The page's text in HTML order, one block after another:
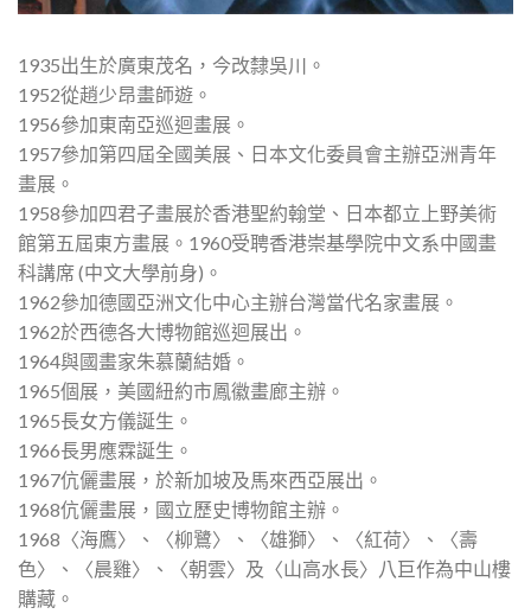
1935出生於廣東茂名，今改隸吳川。
1952從趙少昂畫師遊。
1956參加東南亞巡迴畫展。
1957參加第四屆全國美展、日本文化委員會主辦亞洲青年
畫展。
1958參加四君子畫展於香港聖約翰堂、日本都立上野美術
館第五屆東方畫展。1960受聘香港崇基學院中文系中國畫
科講席 (中文大學前身)。
1962參加德國亞洲文化中心主辦台灣當代名家畫展。
1962於西德各大博物館巡迴展出。
1964與國畫家朱慕蘭結婚。
1965個展，美國紐約市鳳徽畫廊主辦。
1965長女方儀誕生。
1966長男應霖誕生。
1967伉儷畫展，於新加坡及馬來西亞展出。
1968伉儷畫展，國立歷史博物館主辦。
1968〈海鷹〉、〈柳鷺〉、〈雄獅〉、〈紅荷〉、〈壽
色〉、〈晨雞〉、〈朝雲〉及〈山高水長〉八巨作為中山樓
購藏。